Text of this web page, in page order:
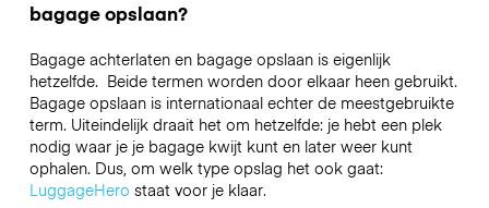
bagage opslaan?
Bagage achterlaten en bagage opslaan is eigenlijk
hetzelfde. Beide termen worden door elkaar heen gebruikt.
Bagage opslaan is internationaal echter de meestgebruikte
term. Uiteindelijk draait het om hetzelfde: je hebt een plek
nodig waar je je bagage kwijt kunt en later weer kunt
ophalen. Dus, om welk type opslag het ook gaat:
LuggageHero staat voor je klaar.